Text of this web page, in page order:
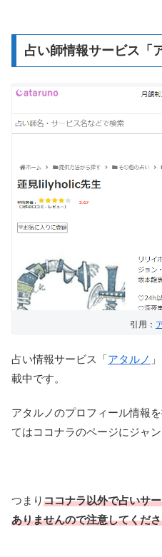
占い師情報サービス「
引用：
占い情報サービス「アタルノ
載中です。
アタルノのプロフィール情報
てはココナラのページにジャ
つまりココナラ以外で占いサ
ありませんので注意してくだ